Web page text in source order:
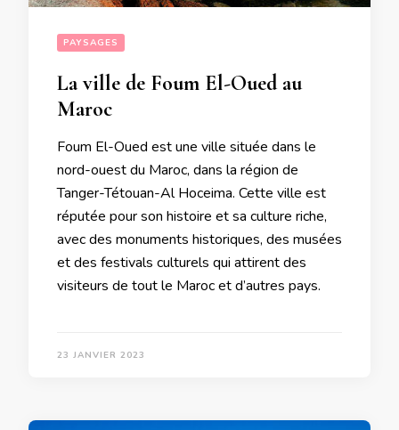
PAYSAGES
La ville de Foum El-Oued au
Maroc
Foum El-Oued est une ville située dans le
nord-ouest du Maroc, dans la région de
Tanger-Tétouan-Al Hoceima. Cette ville est
réputée pour son histoire et sa culture riche,
avec des monuments historiques, des musées
et des festivals culturels qui attirent des
visiteurs de tout le Maroc et d’autres pays.
23 JANVIER 2023